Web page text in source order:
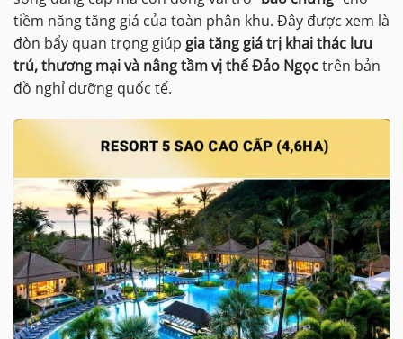
tiềm năng tăng giá của toàn phân khu. Đây được xem là
đòn bẩy quan trọng giúp gia tăng giá trị khai thác lưu
trú, thương mại và nâng tầm vị thế Đảo Ngọctrên bản
đồ nghỉ dưỡng quốc tế.